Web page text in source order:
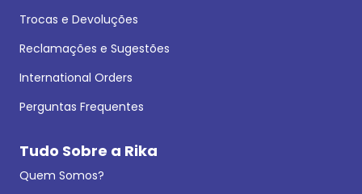
Trocas e Devoluções
Reclamações e Sugestões
International Orders
Perguntas Frequentes
Tudo Sobre a Rika
Quem Somos?